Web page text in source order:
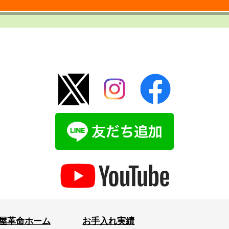
革命ホーム お手入れ実績